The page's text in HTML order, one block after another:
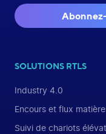
SOLUTIONS RTLS
Industry 4.0
Encours et flux
Suivi de chariots